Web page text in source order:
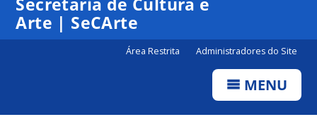
Secretaria de Cultura e
Arte | SeCArte
Área Restrita Administradores do Site
MENU